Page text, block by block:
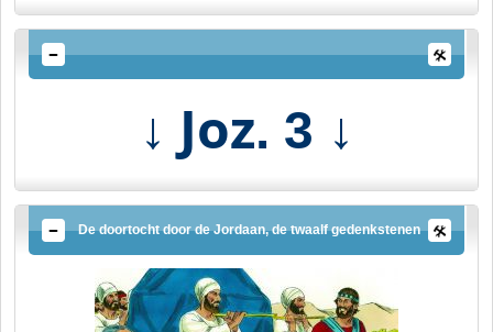
↓ Joz. 3 ↓
De doortocht door de Jordaan, de twaalf gedenkstenen